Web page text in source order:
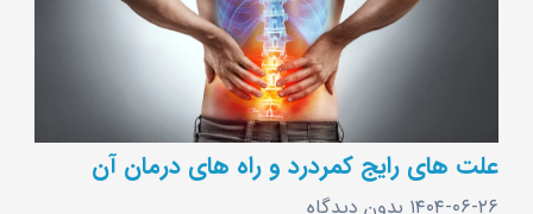
علت ‌های رایج کمردرد و راه‌ های درمان آن